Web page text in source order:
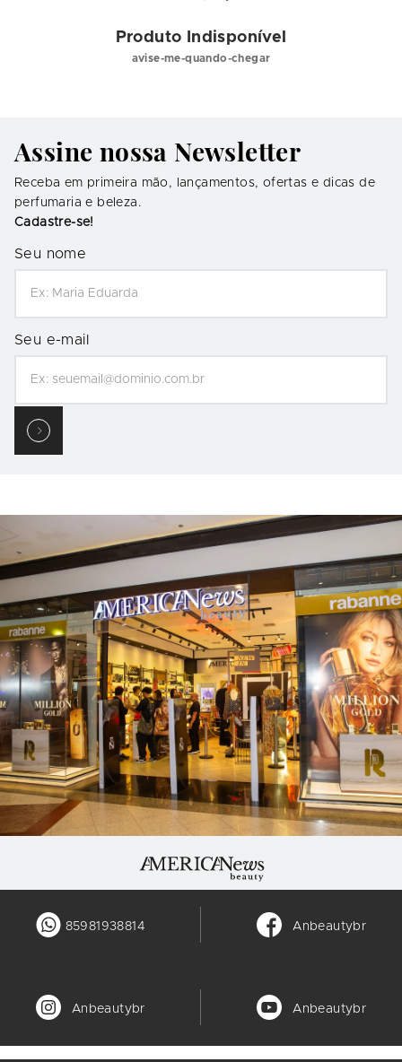
Produto Indisponível
avise-me-quando-chegar
Assine nossa Newsletter
Receba em primeira mão, lançamentos, ofertas e dicas de
perfumaria e beleza.
Cadastre-se!
Seu nome
Seu e-mail
85981938814 Anbeautybr
Anbeautybr Anbeautybr